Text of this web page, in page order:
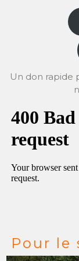
Un don rapide
Pour le